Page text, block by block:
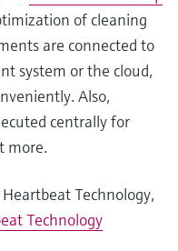
of cleaning
are connected to
system or the cloud,
Also,
centrally for
more.
Technology,
Technology